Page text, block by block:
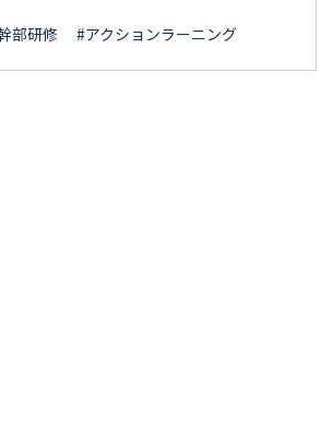
部研修 #アクションラーニング